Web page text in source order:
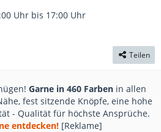
Uhr bis 17:00 Uhr
Teilen
Garne in 460 Farben in allen
fest sitzende Knöpfe, eine hohe
- Qualität für höchste Ansprüche.
entdecken! [Reklame]